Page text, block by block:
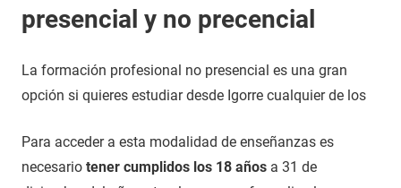
presencial y no precencial
La formación profesional no presencial es una gran
opción si quieres estudiar desde Igorre cualquier de los
Para acceder a esta modalidad de enseñanzas es
necesario tener cumplidos los 18 años a 31 de